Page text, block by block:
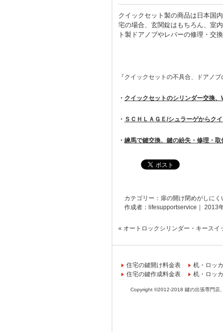
クイックセット製の商品は日本国
宅の場合、玄関錠はもちろん、室
ト製ドアノブやレバーの修理・交
『クイックセットの不具合、ドアノ
・ クイックセットのシリンダー交換
・ ＳＣＨＬＡＧＥ/シュラーゲからク
・ 練馬で鍵交換、鍵の紛失・修理・
カテゴリー： 扉の開け閉めがしにく
作成者：lifesupportservice｜ 2013
« オートロックシリンダー・キースイ
住宅の鍵開け料金表 机・ロッ
住宅の鍵作成料金表
机・ロッ
Copyright ©2012-2018 鍵の出張専門店